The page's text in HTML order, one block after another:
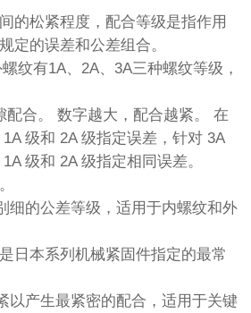
的松紧程度，配合等级是指作用
定的误差和公差组合。
纹有1A、2A、3A三种螺纹等级，
配合。 数字越大，配合越紧。 在
级和 2A 级指定误差，针对 3A
级和 2A 级指定相同误差。
细的公差等级，适用于内螺纹和外
日本系列机械紧固件指定的最常
以产生最紧密的配合，适用于关键